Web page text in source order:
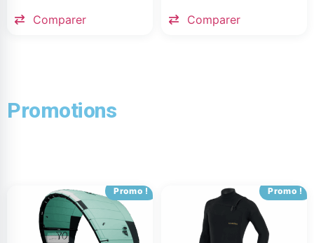
Comparer Comparer
Promotions
Promo ! Promo !